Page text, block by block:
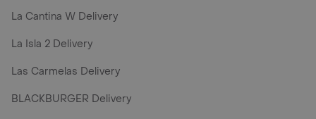
La Cantina W Delivery
La Isla 2 Delivery
Las Carmelas Delivery
BLACKBURGER Delivery